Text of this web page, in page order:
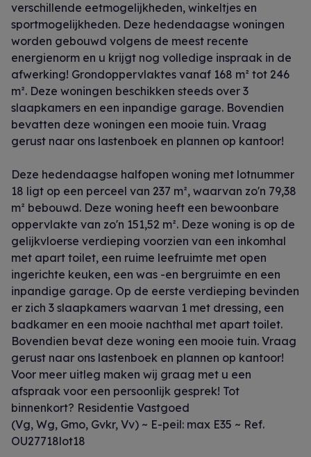
verschillende eetmogelijkheden, winkeltjes en
sportmogelijkheden. Deze hedendaagse woningen
worden gebouwd volgens de meest recente
energienorm en u krijgt nog volledige inspraak in de
afwerking! Grondoppervlaktes vanaf 168 m² tot 246
m². Deze woningen beschikken steeds over 3
slaapkamers en een inpandige garage. Bovendien
bevatten deze woningen een mooie tuin. Vraag
gerust naar ons lastenboek en plannen op kantoor!
Deze hedendaagse halfopen woning met lotnummer
18 ligt op een perceel van 237 m², waarvan zo'n 79,38
m² bebouwd. Deze woning heeft een bewoonbare
oppervlakte van zo'n 151,52 m². Deze woning is op de
gelijkvloerse verdieping voorzien van een inkomhal
met apart toilet, een ruime leefruimte met open
ingerichte keuken, een was -en bergruimte en een
inpandige garage. Op de eerste verdieping bevinden
er zich 3 slaapkamers waarvan 1 met dressing, een
badkamer en een mooie nachthal met apart toilet.
Bovendien bevat deze woning een mooie tuin. Vraag
gerust naar ons lastenboek en plannen op kantoor!
Voor meer uitleg maken wij graag met u een
afspraak voor een persoonlijk gesprek! Tot
binnenkort? Residentie Vastgoed
(Vg, Wg, Gmo, Gvkr, Vv) ~ E-peil: max E35 ~ Ref.
OU27718lot18